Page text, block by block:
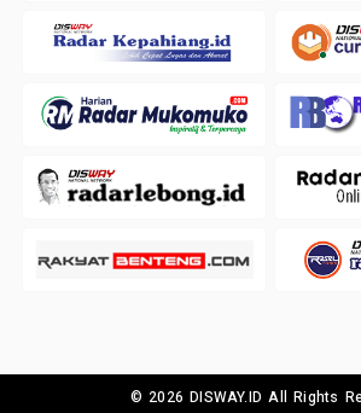
© 2026 DISWAY.ID All Rights